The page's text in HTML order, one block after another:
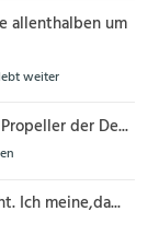
allenthalben um
weiter
der De...
Ich meine,da...